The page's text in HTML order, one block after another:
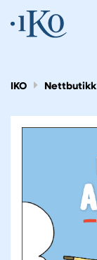
IKO Nettbutikk